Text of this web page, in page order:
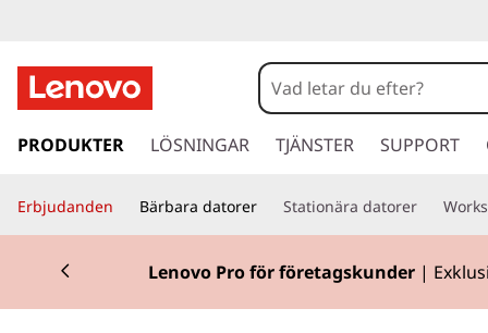
h
n
k
a
o
a
v
a
PRODUKTER LÖSNINGAR TJÄNSTER SUPPORT
Erbjudanden Bärbara datorer Stationära datorer
Lenovo Pro för företagskunder|
Currently displaying item 2 of 2